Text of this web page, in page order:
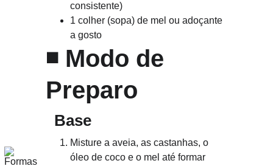
consistente)
1 colher (sopa) de mel ou adoçante
a gosto
◾ Modo de
Preparo
Base
Misture a aveia, as castanhas, o
óleo de coco e o mel até formar